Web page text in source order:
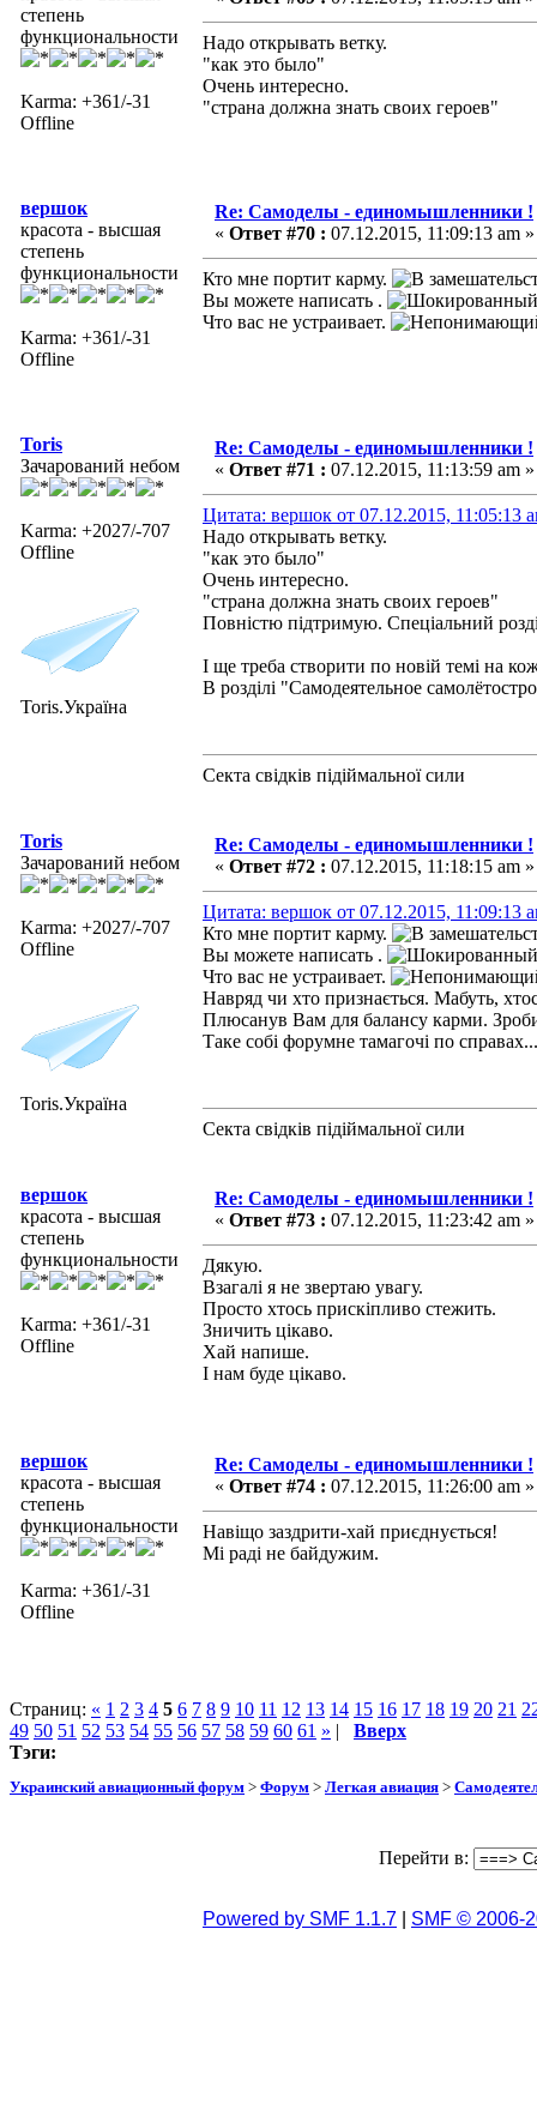
степень
функциональности
Karma: +361/-31
Offline
Надо открывать ветку.
"как это было"
Очень интересно.
"страна должна знать своих героев"
вершок
красота - высшая
степень
функциональности
Karma: +361/-31
Offline
Re: Самоделы - единомышленники !
« Ответ #70 : 07.12.2015, 11:09:13 am »
Кто мне портит карму.
Вы можете написать .
Что вас не устраивает.
Toris
Зачарований небом
Karma: +2027/-707
Offline
Toris.Україна
Re: Самоделы - единомышленники !
« Ответ #71 : 07.12.2015, 11:13:59 am »
Цитата: вершок от 07.12.2015, 11:05:13
Надо открывать ветку.
"как это было"
Очень интересно.
"страна должна знать своих героев"
Повністю підтримую. Спеціальний
І ще треба створити по новій темі на
В розділі "Самодеятельное
Секта свідків підіймальної сили
Toris
Зачарований небом
Karma: +2027/-707
Offline
Toris.Україна
Re: Самоделы - единомышленники !
« Ответ #72 : 07.12.2015, 11:18:15 am »
Цитата: вершок от 07.12.2015, 11:09:13
Кто мне портит карму.
Вы можете написать .
Что вас не устраивает.
Навряд чи хто признається. Мабуть,
Плюсанув Вам для балансу карми.
Таке собі форумне тамагочі по
Секта свідків підіймальної сили
вершок
красота - высшая
степень
функциональности
Karma: +361/-31
Offline
Re: Самоделы - единомышленники !
« Ответ #73 : 07.12.2015, 11:23:42 am »
Дякую.
Взагалі я не звертаю увагу.
Просто хтось прискіпливо стежить.
Зничить цікаво.
Хай напише.
І нам буде цікаво.
вершок
красота - высшая
степень
функциональности
Karma: +361/-31
Offline
Re: Самоделы - единомышленники !
« Ответ #74 : 07.12.2015, 11:26:00 am »
Навіщо заздрити-хай приєднується!
Мі раді не байдужим.
Страниц: « 1 2 3 4 5 6 7 8 9 10 11 12 13 14 15 16 17 18 19 20 21
49 50 51 52 53 54 55 56 57 58 59 60 61 » | Вверх
Тэги:
Украинский авиационный форум > Форум > Легкая авиация >
Перейти в:
Powered by SMF 1.1.7 SMF © 2006-